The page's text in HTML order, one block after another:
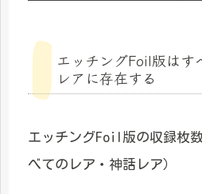
エッチングFoil版はす
レアに存在する
エッチングFoil版の収録枚
べてのレア・神話レア）